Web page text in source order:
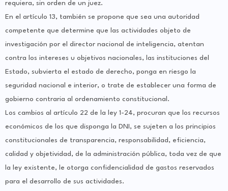
requiera, sin orden de un juez.
En el artículo 13, también se propone que sea una autoridad
competente que determine que las actividades objeto de
investigación por el director nacional de inteligencia, atentan
contra los intereses u objetivos nacionales, las instituciones del
Estado, subvierta el estado de derecho, ponga en riesgo la
seguridad nacional e interior, o trate de establecer una forma de
gobierno contraria al ordenamiento constitucional.
Los cambios al artículo 22 de la ley 1-24, procuran que los recursos
económicos de los que disponga la DNI, se sujeten a los principios
constitucionales de transparencia, responsabilidad, eficiencia,
calidad y objetividad, de la administración pública, toda vez de que
la ley existente, le otorga confidencialidad de gastos reservados
para el desarrollo de sus actividades.